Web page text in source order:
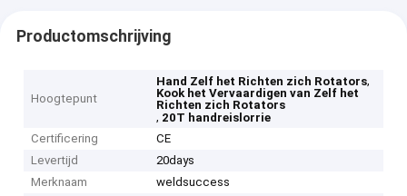
Productomschrijving
Hoogtepunt
Hand Zelf het Richten zich Rotators,
Kook het Vervaardigen van Zelf het
Richten zich Rotators
, 20T handreislorrie
Certificering
CE
Levertijd
20days
Merknaam
weldsuccess